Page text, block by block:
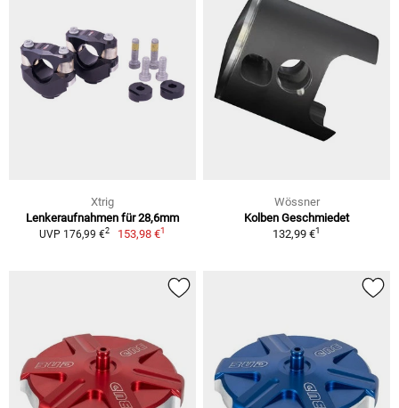
Xtrig
Lenkeraufnahmen für 28,6mm
UVP 176,99 €2 153,98 €1
Wössner
Kolben Geschmiedet
132,99 €1